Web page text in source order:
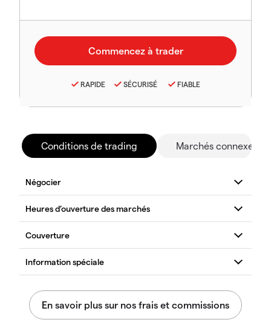
RAPIDE SÉCURISÉ FIABLE
Conditions de trading Marchés connexes